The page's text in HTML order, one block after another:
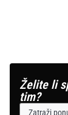
Želite li
tim?
Zatraži